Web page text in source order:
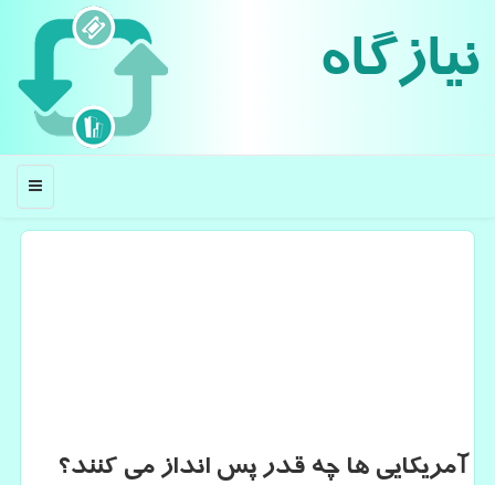
نیازگاه
منو
آمریكایی ها چه قدر پس انداز می كنند؟